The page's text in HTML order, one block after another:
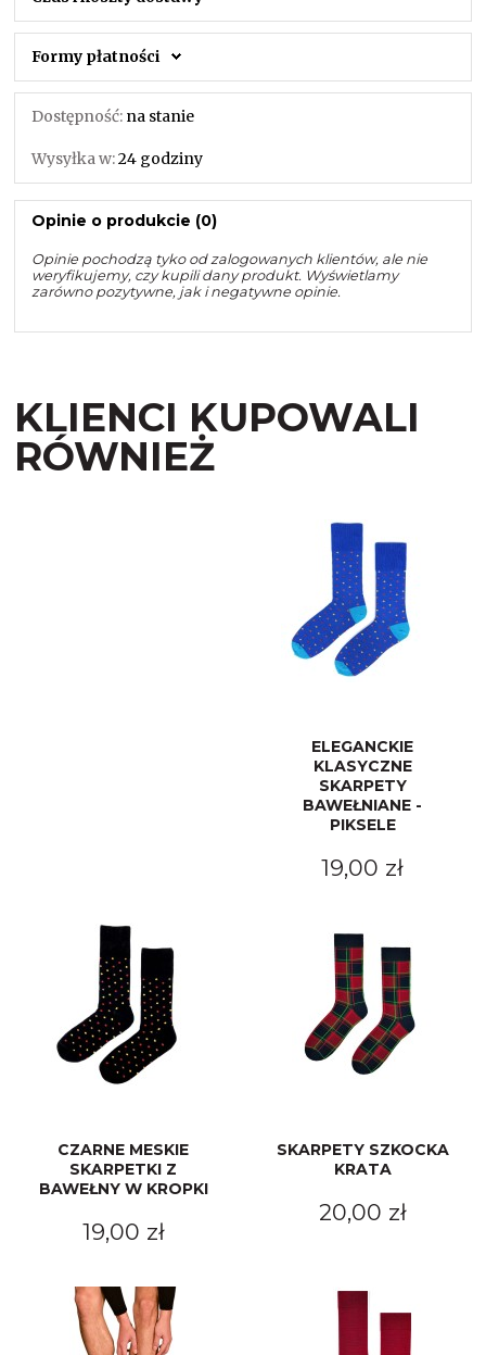
Formy płatności
Dostępność: na stanie
Wysyłka w:24 godziny
Opinie o produkcie (0)
Opinie pochodzą tyko od zalogowanych klientów, ale nie
weryfikujemy, czy kupili dany produkt. Wyświetlamy
zarówno pozytywne, jak i negatywne opinie.
KLIENCI KUPOWALI
RÓWNIEŻ
ELEGANCKIE
KLASYCZNE
SKARPETY
BAWEŁNIANE -
PIKSELE
19,00 zł
CZARNE MESKIE
SKARPETKI Z
BAWEŁNY W KROPKI
19,00 zł
SKARPETY SZKOCKA
KRATA
20,00 zł